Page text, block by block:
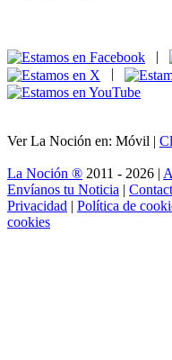
|
|
Ver La Noción en: Móvil |
La Noción ® 2011 - 2026 |
Envíanos tu Noticia |
Privacidad | Política de
cookies